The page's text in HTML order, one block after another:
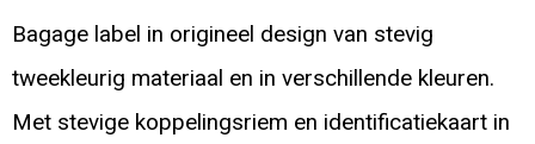
Bagage label in origineel design van stevig
tweekleurig materiaal en in verschillende kleuren.
Met stevige koppelingsriem en identificatiekaart in